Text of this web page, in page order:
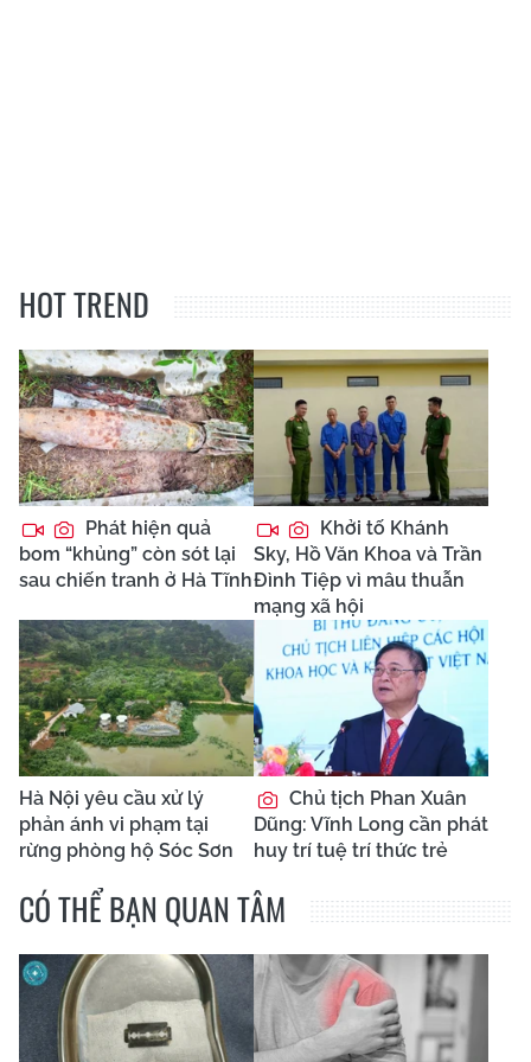
HOT TREND
Phát hiện quả
bom “khủng” còn sót lại
sau chiến tranh ở Hà Tĩnh
Khởi tố Khánh
Sky, Hồ Văn Khoa và Trần
Đình Tiệp vì mâu thuẫn
mạng xã hội
Hà Nội yêu cầu xử lý
phản ánh vi phạm tại
rừng phòng hộ Sóc Sơn
Chủ tịch Phan Xuân
Dũng: Vĩnh Long cần phát
huy trí tuệ trí thức trẻ
CÓ THỂ BẠN QUAN TÂM